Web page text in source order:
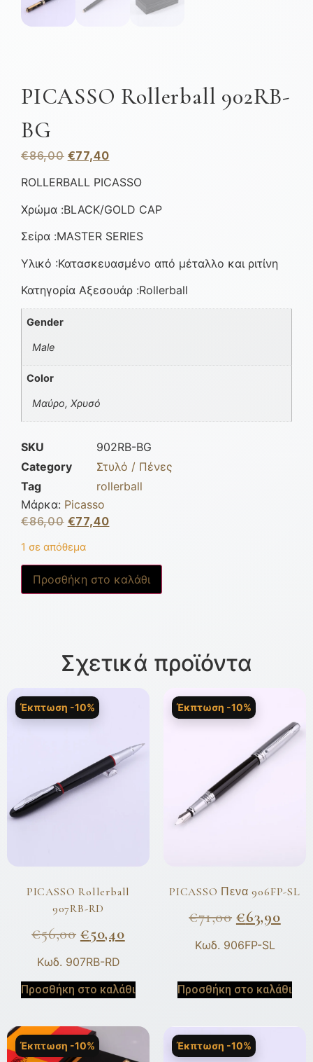
PICASSO Rollerball 902RB-
BG
€86,00 €77,40
ROLLERBALL PICASSO
Χρώμα :BLACK/GOLD CAP
Σείρα :MASTER SERIES
Υλικό :Κατασκευασμένο από μέταλλο και ριτίνη
Κατηγορία Αξεσουάρ :Rollerball
Gender
Male
Color
Μαύρο, Χρυσό
SKU
902RB-BG
Category
Στυλό / Πένες
Tag
rollerball
Μάρκα: Picasso
€86,00 €77,40
1 σε απόθεμα
Προσθήκη στο καλάθι
Σχετικά προϊόντα
Έκπτωση -10%
PICASSO Rollerball
907RB-RD
€56,00 €50,40
Κωδ. 907RB-RD
Προσθήκη στο καλάθι
Έκπτωση -10%
PICASSO Πενα 906FP-SL
€71,00 €63,90
Κωδ. 906FP-SL
Προσθήκη στο καλάθι
Έκπτωση -10% Έκπτωση -10%